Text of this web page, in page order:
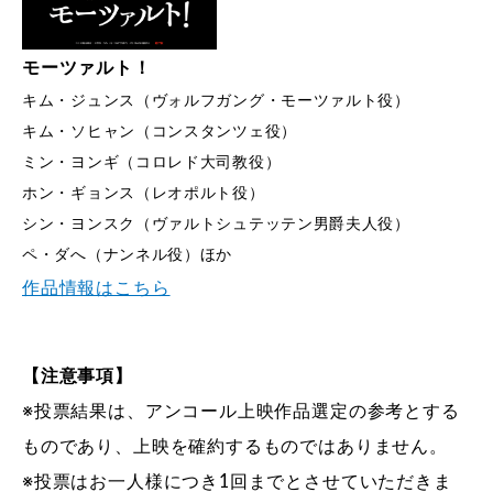
モーツァルト！
キム・ジュンス（ヴォルフガング・モーツァルト役）
キム・ソヒャン（コンスタンツェ役）
ミン・ヨンギ（コロレド大司教役）
ホン・ギョンス（レオポルト役）
シン・ヨンスク（ヴァルトシュテッテン男爵夫人役）
ペ・ダへ（ナンネル役）ほか
作品情報はこちら
【注意事項】
※投票結果は、アンコール上映作品選定の参考とする
ものであり、上映を確約するものではありません。
※投票はお一人様につき1回までとさせていただきま